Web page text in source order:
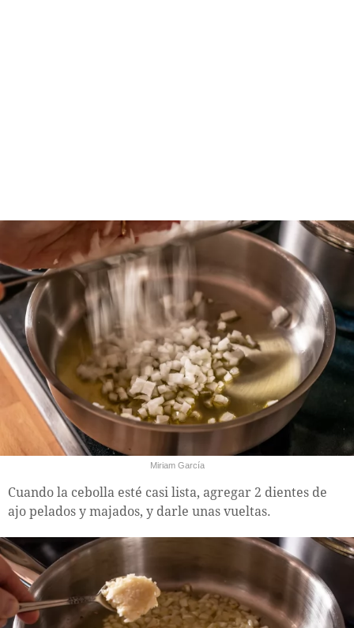
Miriam García
Cuando la cebolla esté casi lista, agregar 2 dientes de
ajo pelados y majados, y darle unas vueltas.